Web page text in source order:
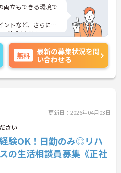
両立もできる環境で
ントなど、さらに詳
ご相談ください。
無料
最新の募集状況を問
い合わせる
更新日：2026年04月03日
さい
経験OK！日勤のみ◎リハ
の生活相談員募集《正社